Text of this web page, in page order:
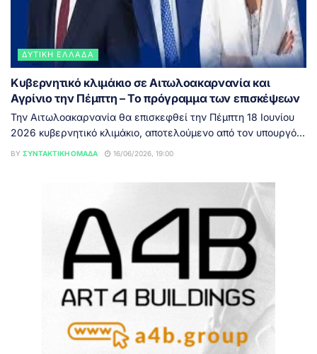
ΔΥΤΙΚΉ ΕΛΛΆΔΑ
Κυβερνητικό κλιμάκιο σε Αιτωλοακαρνανία και
Αγρίνιο την Πέμπτη – Το πρόγραμμα των επισκέψεων
Την Αιτωλοακαρνανία θα επισκεφθεί την Πέμπτη 18 Ιουνίου
2026 κυβερνητικό κλιμάκιο, αποτελούμενο από τον υπουργό...
BY ΣΥΝΤΑΚΤΙΚΉ ΟΜΆΔΑ 16/06/2026, 19:00